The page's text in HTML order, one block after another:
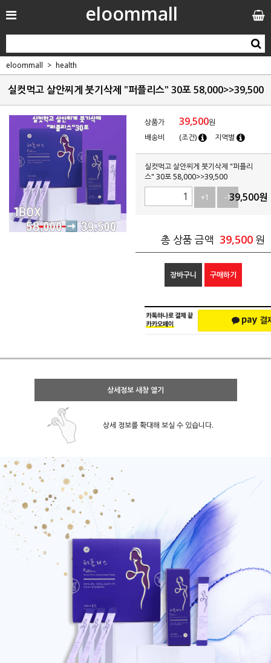
eloommall
eloommall health
실컷먹고 살안찌게 붓기삭제 "퍼플리스" 30포 58,000>>39,500
상품가 39,500원
배송비
(조건) 지역별
실컷먹고 살안찌게 붓기삭제 "퍼플리
스" 30포 58,000>>39,500
+1
-139,500원
총 상품 금액 39,500 원
장바구니 구매하기
상세정보 새창 열기
상세 정보를 확대해 보실 수 있습니다.